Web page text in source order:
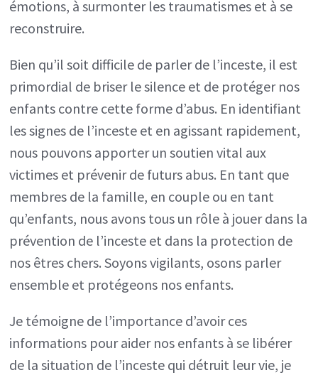
émotions, à surmonter les traumatismes et à se
reconstruire.
Bien qu’il soit difficile de parler de l’inceste, il est
primordial de briser le silence et de protéger nos
enfants contre cette forme d’abus. En identifiant
les signes de l’inceste et en agissant rapidement,
nous pouvons apporter un soutien vital aux
victimes et prévenir de futurs abus. En tant que
membres de la famille, en couple ou en tant
qu’enfants, nous avons tous un rôle à jouer dans la
prévention de l’inceste et dans la protection de
nos êtres chers. Soyons vigilants, osons parler
ensemble et protégeons nos enfants.
Je témoigne de l’importance d’avoir ces
informations pour aider nos enfants à se libérer
de la situation de l’inceste qui détruit leur vie, je